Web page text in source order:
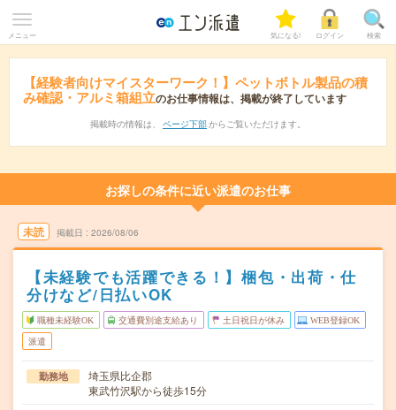
メニュー 気になる! ログイン 検索
【経験者向けマイスターワーク！】ペットボトル製品の積
み確認・アルミ箱組立のお仕事情報は、掲載が終了しています
掲載時の情報は、 ページ下部 からご覧いただけます。
お探しの条件に近い派遣のお仕事
未読 掲載日 2026/08/06
【未経験でも活躍できる！】梱包・出荷・仕
分けなど/日払いOK
職種未経験OK 交通費別途支給あり 土日祝日が休み WEB登録OK
派遣
勤務地
埼玉県比企郡
東武竹沢駅から徒歩15分